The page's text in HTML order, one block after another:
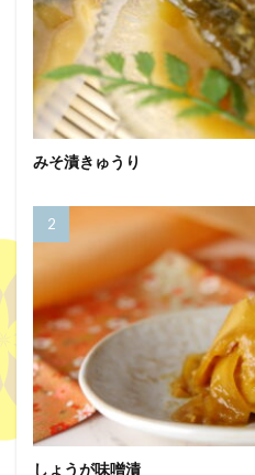
みそ漬きゅうり
しょうが味噌漬